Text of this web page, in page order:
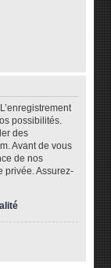
possibilités.
des
Avant de vous
de nos
privée. Assurez-